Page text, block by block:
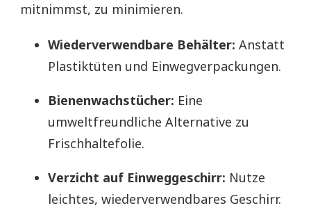
mitnimmst, zu minimieren.
Wiederverwendbare Behälter: Anstatt
Plastiktüten und Einwegverpackungen.
Bienenwachstücher: Eine
umweltfreundliche Alternative zu
Frischhaltefolie.
Verzicht auf Einweggeschirr: Nutze
leichtes, wiederverwendbares Geschirr.